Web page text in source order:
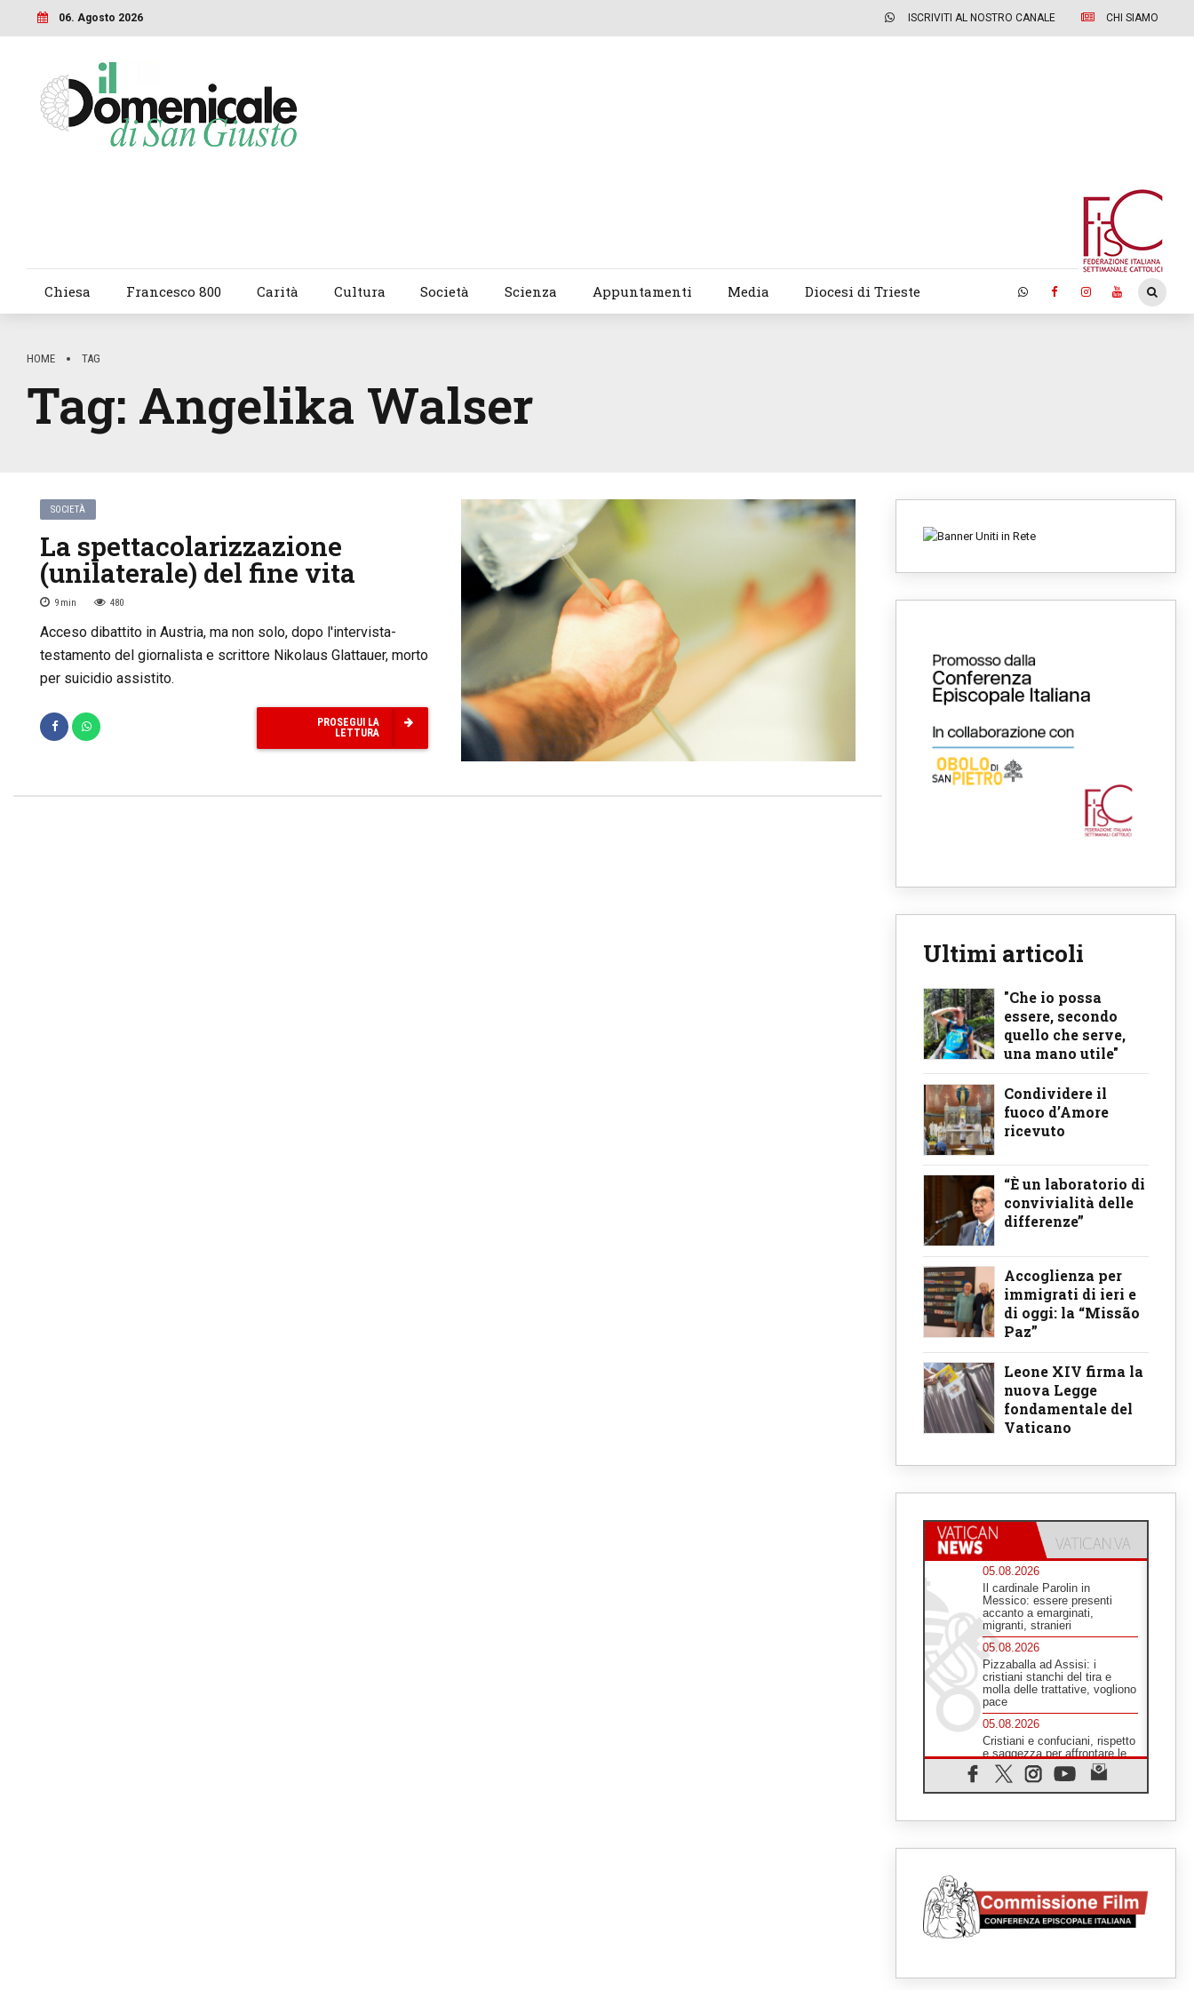
06. Agosto 2026 ISCRIVITI AL NOSTRO CANALE CHI SIAMO
Chiesa Francesco 800 Carità Cultura Società Scienza Appuntamenti Media Diocesi di Trieste
HOME TAG
Tag: Angelika Walser
SOCIETÀ
La spettacolarizzazione
(unilaterale) del fine vita
9 min 480
Acceso dibattito in Austria, ma non solo, dopo l'intervista-
testamento del giornalista e scrittore Nikolaus Glattauer, morto
per suicidio assistito.
PROSEGUI LA
LETTURA
Ultimi articoli
"Che io possa
essere, secondo
quello che serve,
una mano utile"
Condividere il
fuoco d’Amore
ricevuto
“È un laboratorio di
convivialità delle
differenze”
Accoglienza per
immigrati di ieri e
di oggi: la “Missão
Paz”
Leone XIV firma la
nuova Legge
fondamentale del
Vaticano
05.08.2026
Il cardinale Parolin in
Messico: essere presenti
accanto a emarginati,
migranti, stranieri
05.08.2026
Pizzaballa ad Assisi: i
cristiani stanchi del tira e
molla delle trattative, vogliono
pace
05.08.2026
Cristiani e confuciani, rispetto
e saggezza per affrontare le
"sfide urgenti" di oggi
Makrickas: la grazia di Dio
05.08.2026
vogliamo cose grandi"
05.08.2026
Parolin ai preti del Guatemala:
05.08.2026